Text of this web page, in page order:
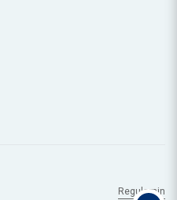
Regulamin